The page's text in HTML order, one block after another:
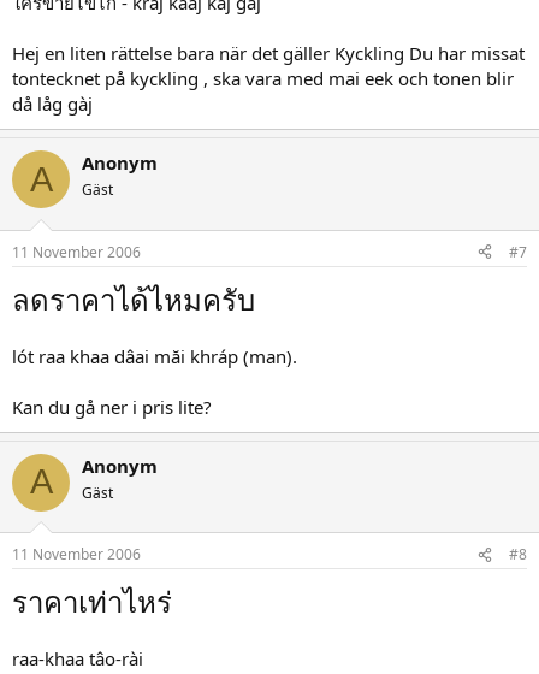
Hej en liten rättelse bara när det gäller Kyckling Du har missat
tontecknet på kyckling , ska vara med mai eek och tonen blir
då låg gàj
A Anonym
Gäst
11 November 2006 #7
ลดราคาได้ไหมครับ
lót raa khaa dâai măi khráp (man).
Kan du gå ner i pris lite?
A Anonym
Gäst
11 November 2006 #8
ราคาเท่าไหร่
raa-khaa tâo-rài